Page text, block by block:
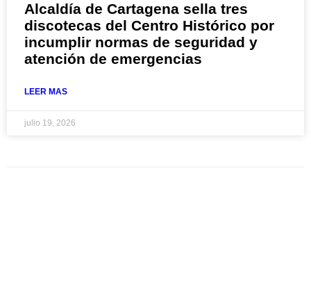
Alcaldía de Cartagena sella tres
discotecas del Centro Histórico por
incumplir normas de seguridad y
atención de emergencias
LEER MAS
julio 19, 2026